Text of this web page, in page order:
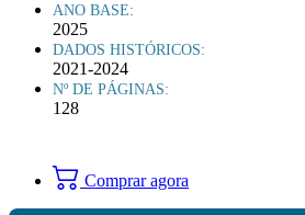
ANO BASE:
2025
DADOS HISTÓRICOS:
2021-2024
Nº DE PÁGINAS:
128
Comprar agora